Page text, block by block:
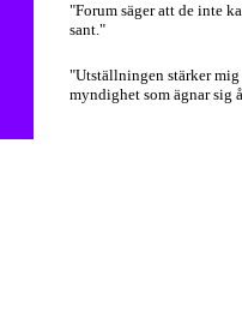
"Forum säger att de inte
sant."
"Utställningen stärker
myndighet som ägnar